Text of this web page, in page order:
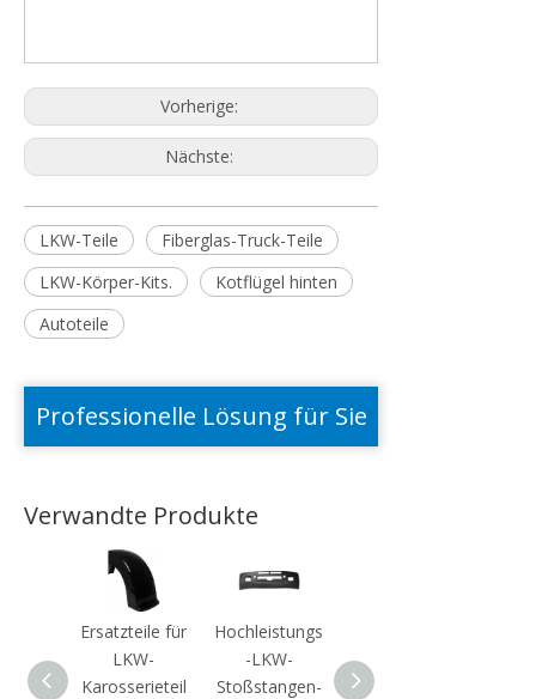
Vorherige:
Nächste:
LKW-Teile
Fiberglas-Truck-Teile
LKW-Körper-Kits.
Kotflügel hinten
Autoteile
Professionelle Lösung für Sie
Verwandte Produkte
Ersatzteile für
LKW-
Karosserieteil
Hochleistungs
-LKW-
Stoßstangen-
Karosserie-